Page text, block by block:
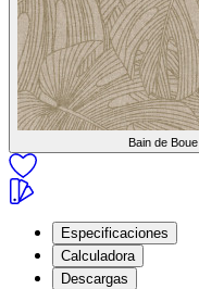
Bain de Boue
Especificaciones
Calculadora
Descargas